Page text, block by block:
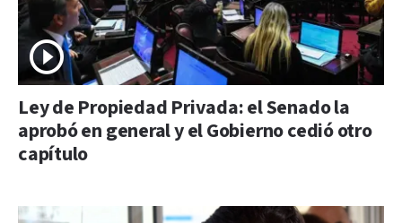
Ley de Propiedad Privada: el Senado la
aprobó en general y el Gobierno cedió otro
capítulo